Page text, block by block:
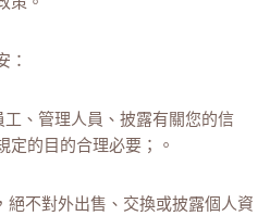
：
、管理人員、披露有關您的信
定的目的合理必要；。
絕不對外出售、交換或披露個人資